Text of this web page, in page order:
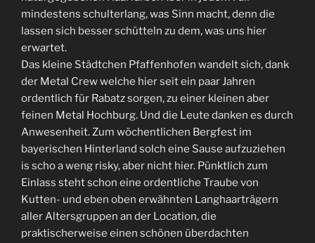
mindestens schulterlang, was Sinn macht, denn die
lassen sich besser schütteln zu dem, was uns hier
erwartet.
Das kleine Städtchen Pfaffenhofen wandelt sich, dank
der Metal Crew welche hier seit ein paar Jahren
ordentlich für Rabatz sorgen, zu einer kleinen aber
feinen Metal Hochburg. Und die Leute danken es durch
Anwesenheit. Zum wöchentlichen Bergfest im
bayerischen Hinterland solch eine Sause aufzuziehen
is scho a weng risky, aber nicht hier. Pünktlich zum
Einlass steht schon eine ordentliche Traube von
Kutten- und eben oben erwähnten Langhaarträgern
aller Altersgruppen an der Location, die
praktischerweise einen schönen überdachten